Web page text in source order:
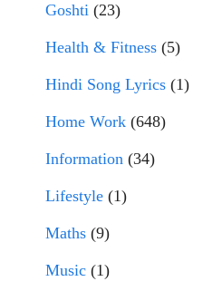
Goshti (23)
Health & Fitness (5)
Hindi Song Lyrics (1)
Home Work (648)
Information (34)
Lifestyle (1)
Maths (9)
Music (1)